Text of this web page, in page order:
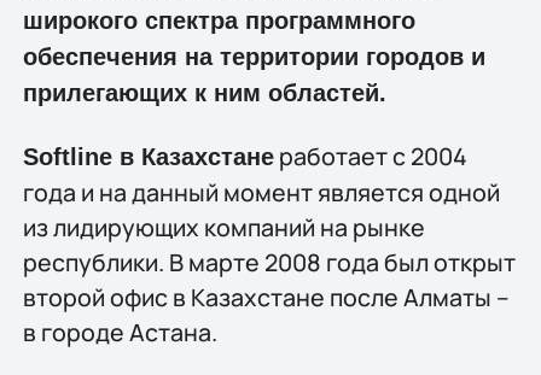
широкого спектра программного
обеспечения на территории городов и
прилегающих к ним областей.
Softline в Казахстанеработает с 2004
года и на данный момент является одной
из лидирующих компаний на рынке
республики. В марте 2008 года был открыт
второй офис в Казахстане после Алматы –
в городе Астана.